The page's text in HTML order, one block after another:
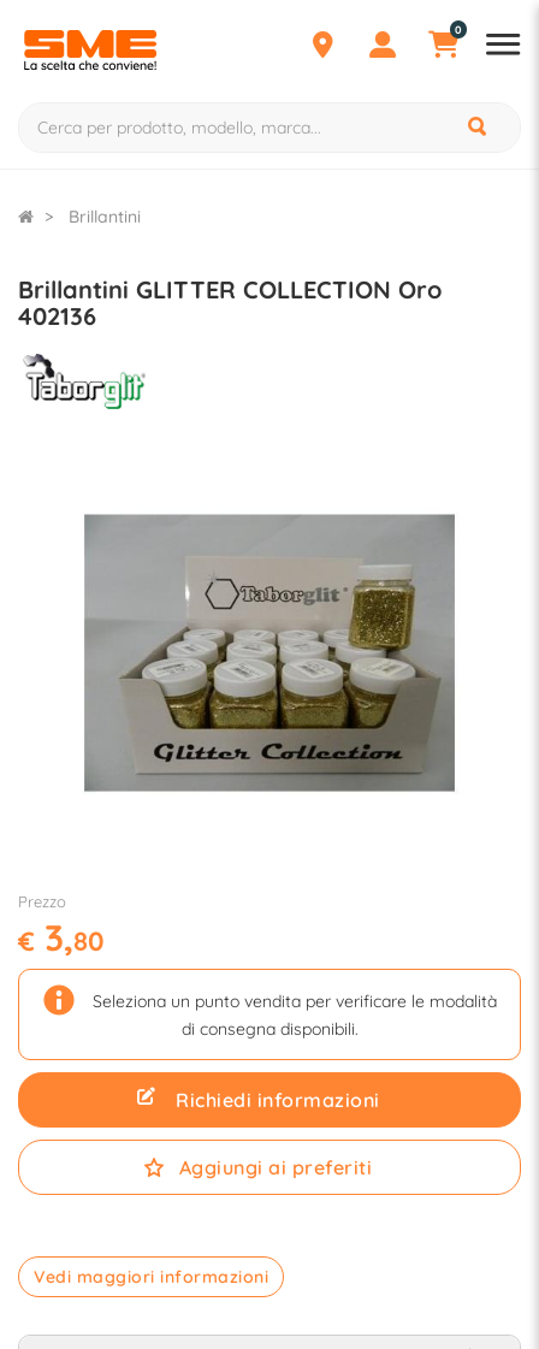
0
Brillantini
Brillantini GLITTER COLLECTION Oro
402136
Prezzo
€ 3,80
Seleziona un punto vendita per verificare le modalità
di consegna disponibili.
Richiedi informazioni
Aggiungi ai preferiti
Vedi maggiori informazioni